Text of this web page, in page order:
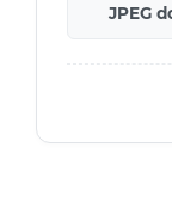
JPEG